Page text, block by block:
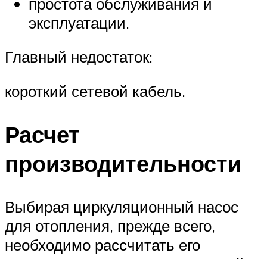
эксплуатации.
Главный недостаток:
короткий сетевой кабель.
Расчет
производительности
Выбирая циркуляционный насос
для отопления, прежде всего,
необходимо рассчитать его